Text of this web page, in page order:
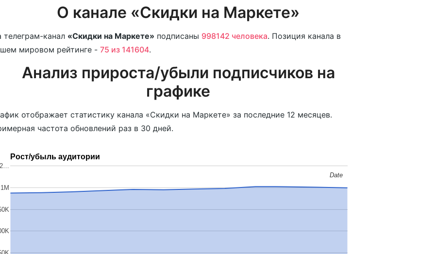
О канале «Скидки на Маркете»
телеграм-канал «Скидки на Маркете» подписаны 998142 человека. Позиция канала в
мировом рейтинге - 75 из 141604.
Анализ прироста/убыли подписчиков на
графике
отображает статистику канала «Скидки на Маркете» за последние 12 месяцев.
частота обновлений раз в 30 дней.
Рост/убыль аудитории
1M
Date
Date